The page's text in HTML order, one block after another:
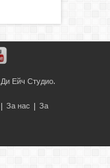
Ди Ейч Студио.
| За нас | За